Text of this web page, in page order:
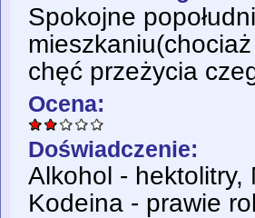
Spokojne
chęć przeżycia
Ocena:
Doświadczenie:
Alkohol - hektolitry,
Kodeina - prawie